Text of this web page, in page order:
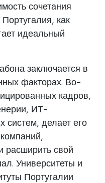
сочетания
как
идеальный
заключается в
факторах. Во-
кадров,
ИТ-
систем, делает его
расширить свой
Университеты и
Португалии